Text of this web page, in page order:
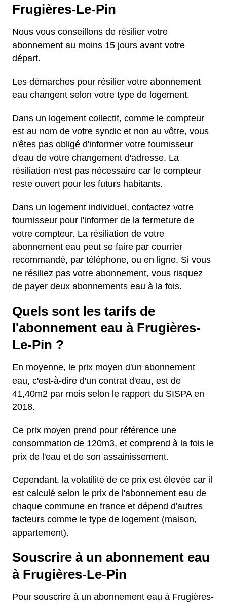
Frugières-Le-Pin
Nous vous conseillons de résilier votre
abonnement au moins 15 jours avant votre
départ.
Les démarches pour résilier votre abonnement
eau changent selon votre type de logement.
Dans un logement collectif, comme le compteur
est au nom de votre syndic et non au vôtre, vous
n'êtes pas obligé d'informer votre fournisseur
d'eau de votre changement d'adresse. La
résiliation n'est pas nécessaire car le compteur
reste ouvert pour les futurs habitants.
Dans un logement individuel, contactez votre
fournisseur pour l'informer de la fermeture de
votre compteur. La résiliation de votre
abonnement eau peut se faire par courrier
recommandé, par téléphone, ou en ligne. Si vous
ne résiliez pas votre abonnement, vous risquez
de payer deux abonnements eau à la fois.
Quels sont les tarifs de
l'abonnement eau à Frugières-
Le-Pin ?
En moyenne, le prix moyen d'un abonnement
eau, c'est-à-dire d'un contrat d'eau, est de
41,40m2 par mois selon le rapport du SISPA en
2018.
Ce prix moyen prend pour référence une
consommation de 120m3, et comprend à la fois le
prix de l'eau et de son assainissement.
Cependant, la volatilité de ce prix est élevée car il
est calculé selon le prix de l'abonnement eau de
chaque commune en france et dépend d'autres
facteurs comme le type de logement (maison,
appartement).
Souscrire à un abonnement eau
à Frugières-Le-Pin
Pour souscrire à un abonnement eau à Frugières-